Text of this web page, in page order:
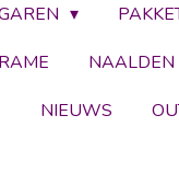
NAALDEN
NIEUWS